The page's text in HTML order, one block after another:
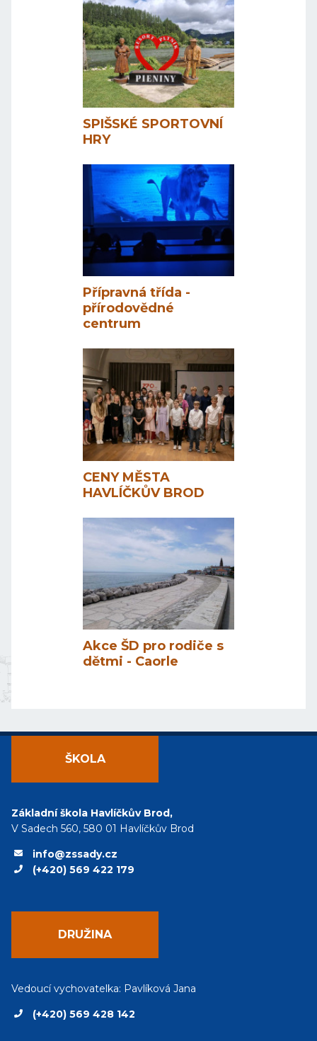
SPIŠSKÉ SPORTOVNÍ
HRY
Přípravná třída -
přírodovědné
centrum
CENY MĚSTA
HAVLÍČKŮV BROD
Akce ŠD pro rodiče s
dětmi - Caorle
ŠKOLA
Základní škola Havlíčkův Brod,
V Sadech 560, 580 01 Havlíčkův Brod
info@zssady.cz
(+420) 569 422 179
DRUŽINA
Vedoucí vychovatelka: Pavlíková Jana
(+420) 569 428 142